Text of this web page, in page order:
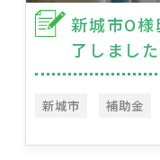
新城市O
了しました
新城市 補助金